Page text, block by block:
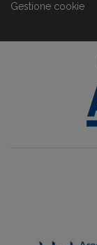
Gestione cookie